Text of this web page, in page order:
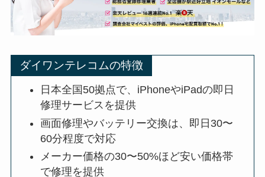
ダイワンテレコムの特徴
日本全国50拠点で、iPhoneやiPadの即日
修理サービスを提供
画面修理やバッテリー交換は、即日30〜
60分程度で対応
メーカー価格の30〜50%ほど安い価格帯
で修理を提供